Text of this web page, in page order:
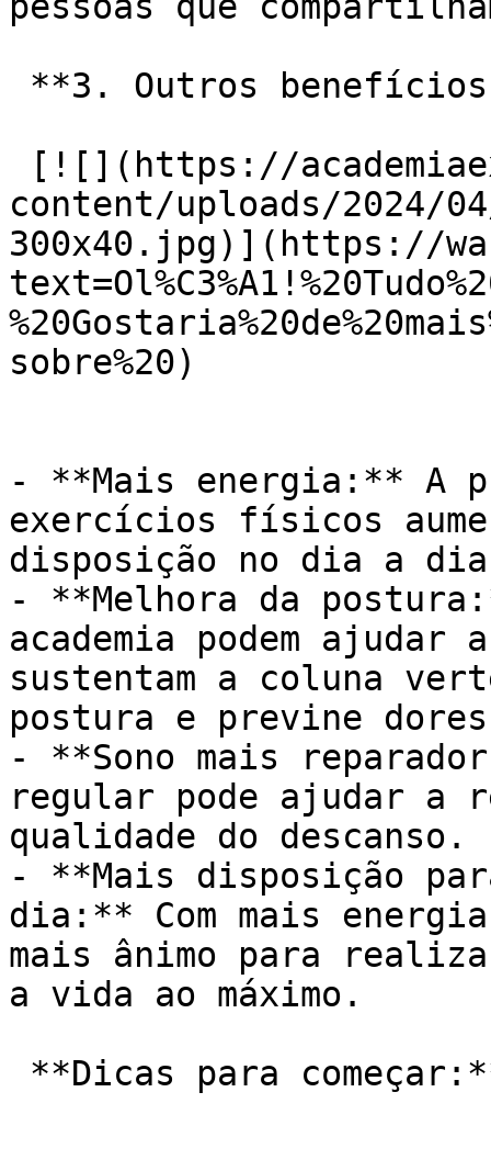
content/uploads/2024/
300x40.jpg)](https://
sobre%20)
- **Mais energia:** A
exercícios físicos
disposição no dia a
- **Melhora da
academia podem
sustentam a coluna
postura e previne
- **Sono mais
regular pode ajudar a
qualidade do descanso.
- **Mais disposição
dia:** Com mais
mais ânimo para
a vida ao máximo.